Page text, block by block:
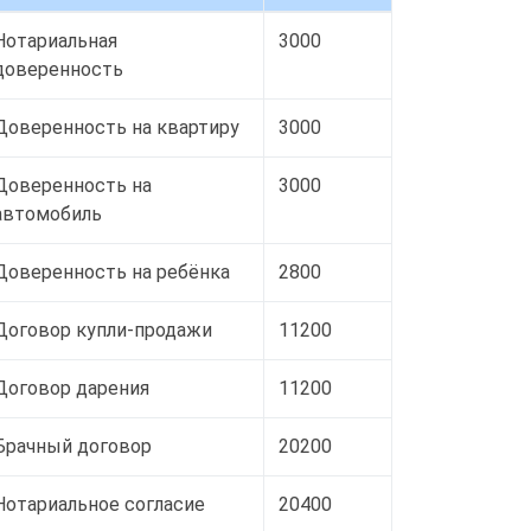
3000
на квартиру 3000
на
3000
на ребёнка 2800
купли-продажи 11200
дарения 11200
договор 20200
согласие 20400